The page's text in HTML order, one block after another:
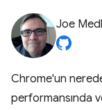
Joe
Chrome'un
performansında